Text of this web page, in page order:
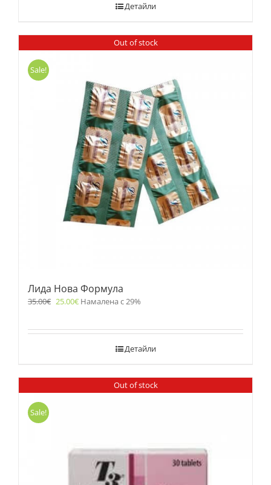
Детайли
Out of stock
Sale!
Лида Нова Формула
35.00€ 25.00€ Намалена с 29%
Детайли
Out of stock
Sale!